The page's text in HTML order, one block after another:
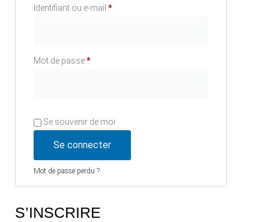
Identifiant ou e-mail *
Mot de passe*
Se souvenir de moi
Se connecter
Mot de passe perdu ?
S’INSCRIRE